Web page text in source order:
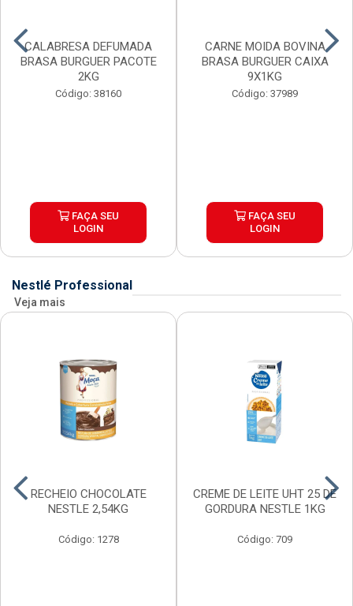
CALABRESA DEFUMADA
BRASA BURGUER PACOTE
2KG
Código: 38160
FAÇA SEU
LOGIN
CARNE MOIDA BOVINA
BRASA BURGUER CAIXA
9X1KG
Código: 37989
FAÇA SEU
LOGIN
Nestlé Professional
Veja mais
RECHEIO CHOCOLATE
NESTLE 2,54KG
Código: 1278
CREME DE LEITE UHT 25 DE
GORDURA NESTLE 1KG
Código: 709